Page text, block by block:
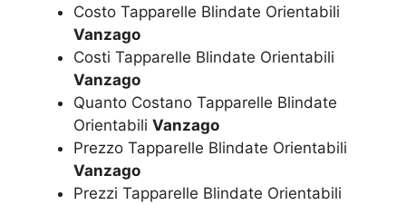
Costo Tapparelle Blindate Orientabili
Vanzago
Costi Tapparelle Blindate Orientabili
Vanzago
Quanto Costano Tapparelle Blindate
Orientabili Vanzago
Prezzo Tapparelle Blindate Orientabili
Vanzago
Prezzi Tapparelle Blindate Orientabili